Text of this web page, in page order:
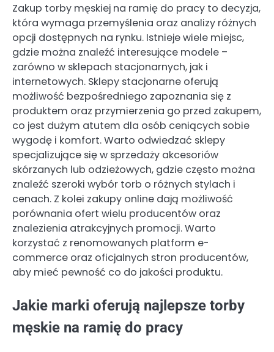
Zakup torby męskiej na ramię do pracy to decyzja,
która wymaga przemyślenia oraz analizy różnych
opcji dostępnych na rynku. Istnieje wiele miejsc,
gdzie można znaleźć interesujące modele –
zarówno w sklepach stacjonarnych, jak i
internetowych. Sklepy stacjonarne oferują
możliwość bezpośredniego zapoznania się z
produktem oraz przymierzenia go przed zakupem,
co jest dużym atutem dla osób ceniących sobie
wygodę i komfort. Warto odwiedzać sklepy
specjalizujące się w sprzedaży akcesoriów
skórzanych lub odzieżowych, gdzie często można
znaleźć szeroki wybór torb o różnych stylach i
cenach. Z kolei zakupy online dają możliwość
porównania ofert wielu producentów oraz
znalezienia atrakcyjnych promocji. Warto
korzystać z renomowanych platform e-
commerce oraz oficjalnych stron producentów,
aby mieć pewność co do jakości produktu.
Jakie marki oferują najlepsze torby
męskie na ramię do pracy